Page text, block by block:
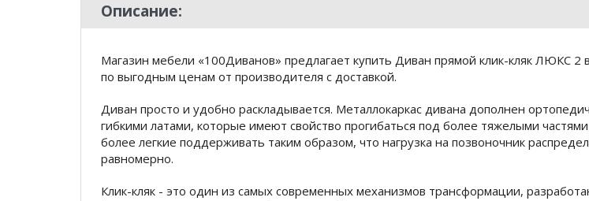
Описание:
Магазин мебели «100Диванов» предлагает купить Диван прямой клик-кляк ЛЮКС 2
по выгодным ценам от производителя с доставкой.
Диван просто и удобно раскладывается. Металлокаркас дивана дополнен
гибкими латами, которые имеют свойство прогибаться под более тяжелыми частями
более легкие поддерживать таким образом, что нагрузка на позвоночник
равномерно.
Клик-кляк - это один из самых современных механизмов трансформации,